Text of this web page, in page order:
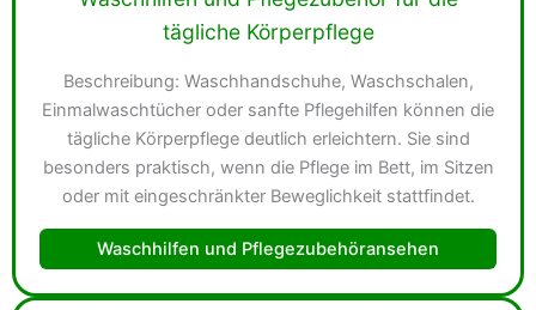
tägliche Körperpflege
Beschreibung: Waschhandschuhe, Waschschalen,
Einmalwaschtücher oder sanfte Pflegehilfen können die
tägliche Körperpflege deutlich erleichtern. Sie sind
besonders praktisch, wenn die Pflege im Bett, im Sitzen
oder mit eingeschränkter Beweglichkeit stattfindet.
Waschhilfen und Pflegezubehöransehen